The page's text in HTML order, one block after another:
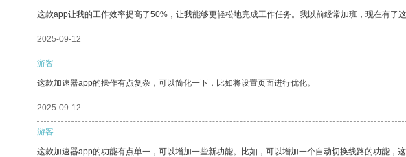
这款app让我的工作效率提高了50%，让我能够更轻松地完成工作任务。我以前经常加班，现在有了
2025-09-12
游客
这款加速器app的操作有点复杂，可以简化一下，比如将设置页面进行优化。
2025-09-12
游客
这款加速器app的功能有点单一，可以增加一些新功能。比如，可以增加一个自动切换线路的功能，